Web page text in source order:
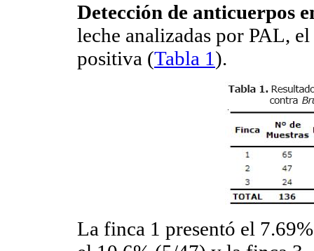
Detección de anticuerpos
leche analizadas por PAL,
positiva (Tabla 1).
La finca 1 presentó el